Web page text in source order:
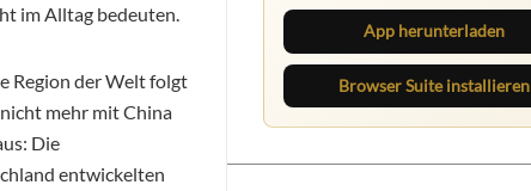
im Alltag bedeuten.
Region der Welt folgt
mehr mit China
Die
entwickelten
App herunterladen
Browser Suite installieren